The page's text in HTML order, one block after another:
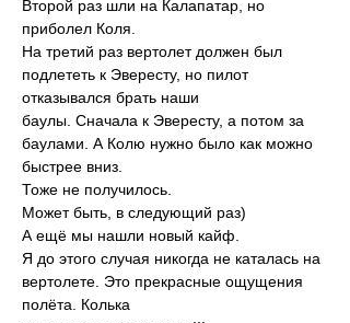
Второй раз шли на Калапатар, но
приболел Коля.
На третий раз вертолет должен был
подлететь к Эвересту, но пилот
отказывался брать наши
баулы. Сначала к Эвересту, а потом за
баулами. А Колю нужно было как можно
быстрее вниз.
Тоже не получилось.
Может быть, в следующий раз)
А ещё мы нашли новый кайф.
Я до этого случая никогда не каталась на
вертолете. Это прекрасные ощущения
полёта. Колька